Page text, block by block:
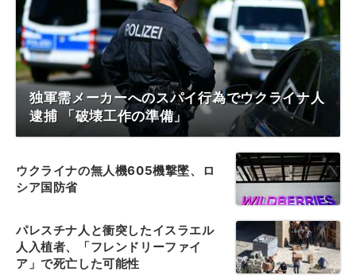
独軍需メーカーへのスパイ行為でウクライナ人
逮捕 「破壊工作の準備」
ウクライナの無人機605機撃墜、ロ
シア国防省
パレスチナ人と衝突したイスラエル
人入植者、「フレンドリーファイ
ア」で死亡した可能性